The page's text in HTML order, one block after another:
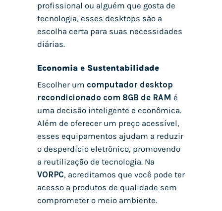
profissional ou alguém que gosta de
tecnologia, esses desktops são a
escolha certa para suas necessidades
diárias.
Economia e Sustentabilidade
Escolher um computador desktop
recondicionado com 8GB de RAM é
uma decisão inteligente e econômica.
Além de oferecer um preço acessível,
esses equipamentos ajudam a reduzir
o desperdício eletrônico, promovendo
a reutilização de tecnologia. Na
VORPC, acreditamos que você pode ter
acesso a produtos de qualidade sem
comprometer o meio ambiente.